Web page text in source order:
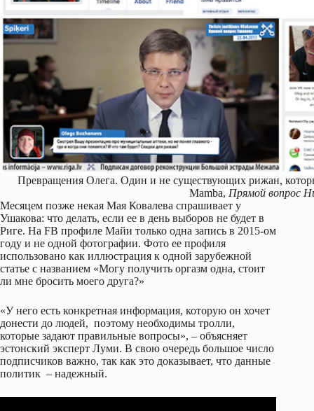
Превращения Олега. Один и не существующих рижан,
Mamba, Прямой вопрос
Месяцем позже некая Мая Ковалева спрашивает у
Ушакова: что делать, если ее в день выборов не будет в
Риге. На FB профиле Майи только одна запись в 2015-ом
году и не одной фотографии. Фото ее профиля
использовано как иллюстрация к одной зарубежной
статье с названием «Могу получить оргазм одна, стоит
ли мне бросить моего друга?»
«У него есть конкретная информация, которую он хочет
донести до людей, поэтому необходимы тролли,
которые задают правильные вопросы», – объясняет
эстонский эксперт Луми. В свою очередь большое число
подписчиков важно, так как это доказывает, что данные
политик – надежный.